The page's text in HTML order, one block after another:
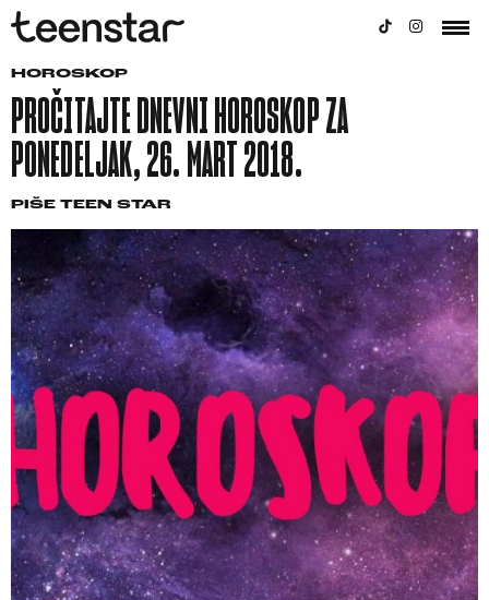
HOROSKOP
PROČITAJTE DNEVNI HOROSKOP ZA
PONEDELJAK, 26. MART 2018.
PIŠE TEEN STAR